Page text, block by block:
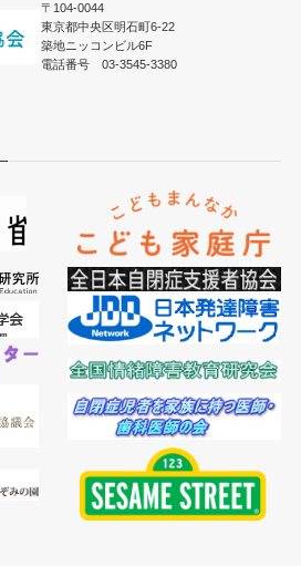
〒104-0044
東京都中央区明石町6-22
築地ニッコンビル6F
電話番号 03-3545-3380